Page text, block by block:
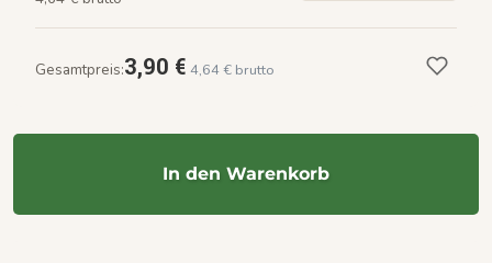
Gesamtpreis:3,90 € 4,64 € brutto
In den Warenkorb